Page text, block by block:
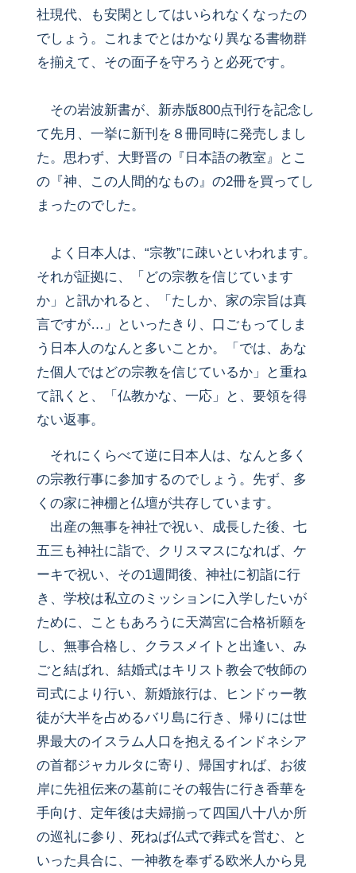
社現代、も安閑としてはいられなくなったの
でしょう。これまでとはかなり異なる書物群
を揃えて、その面子を守ろうと必死です。
その岩波新書が、新赤版800点刊行を記念し
て先月、一挙に新刊を８冊同時に発売しまし
た。思わず、大野晋の『日本語の教室』とこ
の『神、この人間的なもの』の2冊を買ってし
まったのでした。
よく日本人は、“宗教”に疎いといわれます。
それが証拠に、「どの宗教を信じています
か」と訊かれると、「たしか、家の宗旨は真
言ですが…」といったきり、口ごもってしま
う日本人のなんと多いことか。「では、あな
た個人ではどの宗教を信じているか」と重ね
て訊くと、「仏教かな、一応」と、要領を得
ない返事。
それにくらべて逆に日本人は、なんと多く
の宗教行事に参加するのでしょう。先ず、多
くの家に神棚と仏壇が共存しています。
出産の無事を神社で祝い、成長した後、七
五三も神社に詣で、クリスマスになれば、ケ
ーキで祝い、その1週間後、神社に初詣に行
き、学校は私立のミッションに入学したいが
ために、こともあろうに天満宮に合格祈願を
し、無事合格し、クラスメイトと出逢い、み
ごと結ばれ、結婚式はキリスト教会で牧師の
司式により行い、新婚旅行は、ヒンドゥー教
徒が大半を占めるバリ島に行き、帰りには世
界最大のイスラム人口を抱えるインドネシア
の首都ジャカルタに寄り、帰国すれば、お彼
岸に先祖伝来の墓前にその報告に行き香華を
手向け、定年後は夫婦揃って四国八十八か所
の巡礼に参り、死ねば仏式で葬式を営む、と
いった具合に、一神教を奉ずる欧米人から見